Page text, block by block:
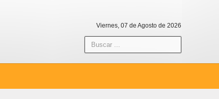
Viernes, 07 de Agosto de 2026